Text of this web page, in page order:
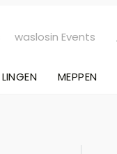
waslosin Events
LINGEN MEPPEN